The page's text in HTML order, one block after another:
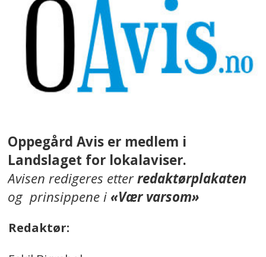
Oppegård Avis er medlem i
Landslaget for lokalaviser.
Avisen redigeres etterredaktørplakaten
og prinsippene i«Vær varsom»
Redaktør: